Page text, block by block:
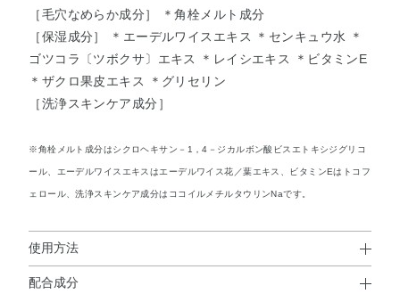
［毛穴なめらか成分］ ＊角栓メルト成分
［保湿成分］ ＊エーデルワイスエキス ＊センキュウ水 ＊
ゴツコラ〔ツボクサ〕エキス ＊レイシエキス ＊ビタミンE
＊ザクロ果皮エキス ＊グリセリン
［洗浄スキンケア成分］
※角栓メルト成分はシクロヘキサン－1，4－ジカルボン酸ビスエトキシジグリコ
ール、エーデルワイスエキスはエーデルワイス花／葉エキス、ビタミンEはトコフ
ェロール、洗浄スキンケア成分はココイルメチルタウリンNaです。
使用方法
使用方法
配合成分